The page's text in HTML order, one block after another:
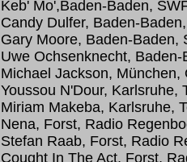
Keb' Mo',Baden-Baden,
Candy Dulfer, Baden-
Gary Moore, Baden-Baden,
Uwe Ochsenknecht,
Michael Jackson,
Youssou N'Dour, Karlsruhe,
Miriam Makeba, Karlsruhe,
Nena, Forst, Radio
Stefan Raab, Forst, Radio
Cought In The Act, Forst,